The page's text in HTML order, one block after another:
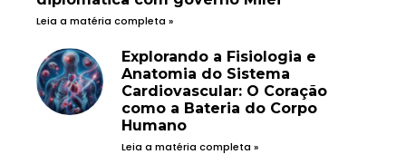
Leia a matéria completa »
Explorando a Fisiologia e
Anatomia do Sistema
Cardiovascular: O Coração
como a Bateria do Corpo
Humano
Leia a matéria completa »